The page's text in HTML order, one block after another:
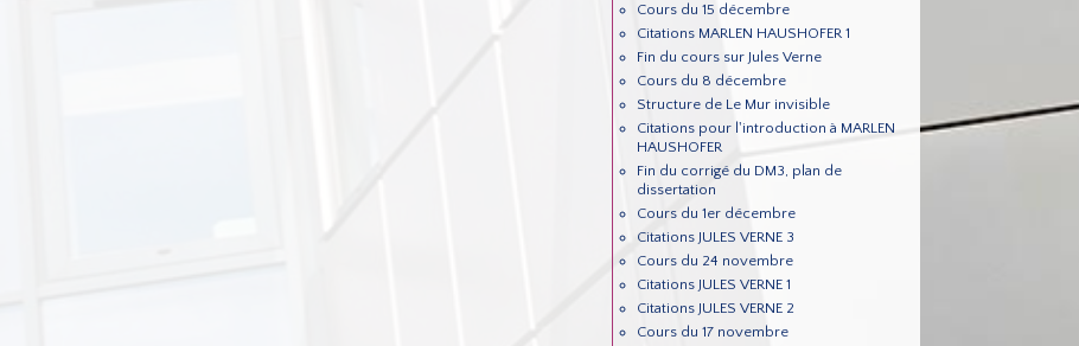
Cours du 15 décembre
Citations MARLEN HAUSHOFER 1
Fin du cours sur Jules Verne
Cours du 8 décembre
Structure de Le Mur invisible
Citations pour l'introduction à MARLEN
HAUSHOFER
Fin du corrigé du DM3, plan de
dissertation
Cours du 1er décembre
Citations JULES VERNE 3
Cours du 24 novembre
Citations JULES VERNE 1
Citations JULES VERNE 2
Cours du 17 novembre